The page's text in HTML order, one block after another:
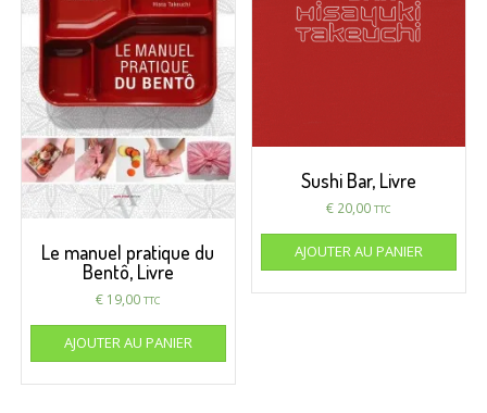
Le manuel pratique du
Bentô, Livre
€19,00 TTC
AJOUTER AU PANIER
Sushi Bar, Livre
€ 20,00 TTC
AJOUTER AU PANIER